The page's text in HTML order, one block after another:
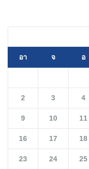
อา จ อ
2 3 4
9 10 11
16 17 18
23 24 25